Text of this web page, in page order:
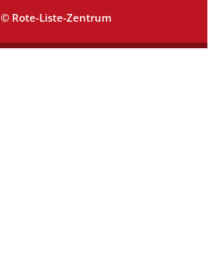
© Rote-Liste-Zentrum